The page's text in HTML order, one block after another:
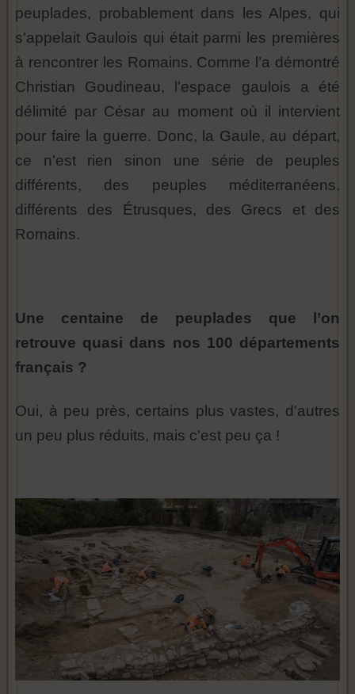
peuplades, probablement dans les Alpes, qui
s'appelait Gaulois qui était parmi les premières
à rencontrer les Romains. Comme l’a démontré
Christian Goudineau, l'espace gaulois a été
délimité par César au moment où il intervient
pour faire la guerre. Donc, la Gaule, au départ,
ce n'est rien sinon une série de peuples
différents, des peuples méditerranéens,
différents des Étrusques, des Grecs et des
Romains.
Une centaine de peuplades que l’on
retrouve quasi dans nos 100 départements
français ?
Oui, à peu près, certains plus vastes, d'autres
un peu plus réduits, mais c'est peu ça !